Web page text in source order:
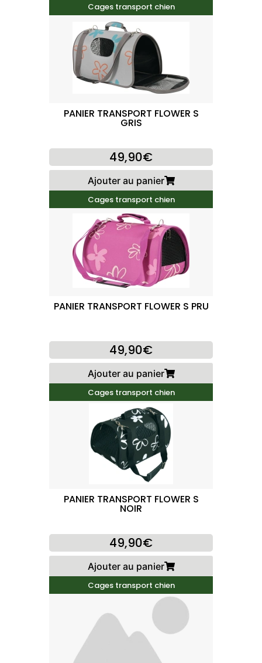
Cages transport chien
PANIER TRANSPORT FLOWER S
GRIS
49,90€
Ajouter au panier
Cages transport chien
PANIER TRANSPORT FLOWER S PRU
49,90€
Ajouter au panier
Cages transport chien
PANIER TRANSPORT FLOWER S
NOIR
49,90€
Ajouter au panier
Cages transport chien